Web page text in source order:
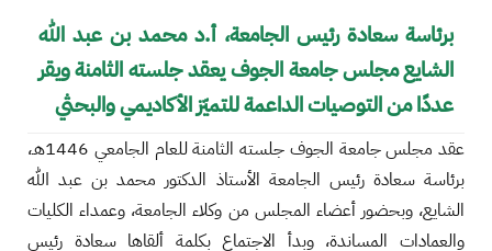
برئاسة سعادة رئيس الجامعة، أ.د محمد بن عبد الله
الشايع مجلس جامعة الجوف يعقد جلسته الثامنة ويقر
عددًا من التوصيات الداعمة للتميّز الأكاديمي والبحثي
عقد مجلس جامعة الجوف جلسته الثامنة للعام الجامعي 1446هـ،
برئاسة سعادة رئيس الجامعة الأستاذ الدكتور محمد بن عبد الله
الشايع، وبحضور أعضاء المجلس من وكلاء الجامعة، وعمداء الكليات
والعمادات المساندة، وبدأ الاجتماع بكلمة ألقاها سعادة رئيس